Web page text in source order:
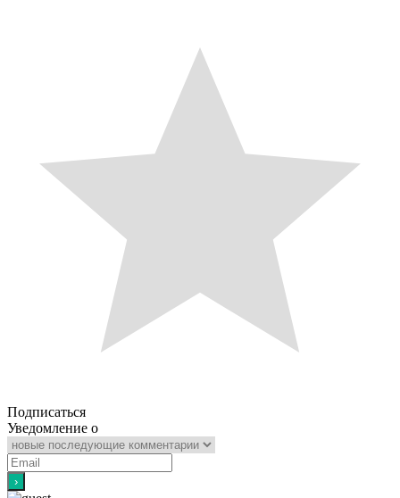
Подписаться
Уведомление о